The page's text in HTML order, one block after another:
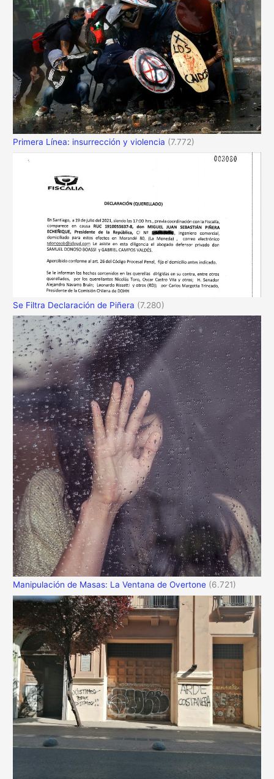
Primera Línea: insurrección y violencia (7.772)
Se Filtra Declaración de Piñera (7.280)
Manipulación de Masas: La Ventana de Overtone (6.721)